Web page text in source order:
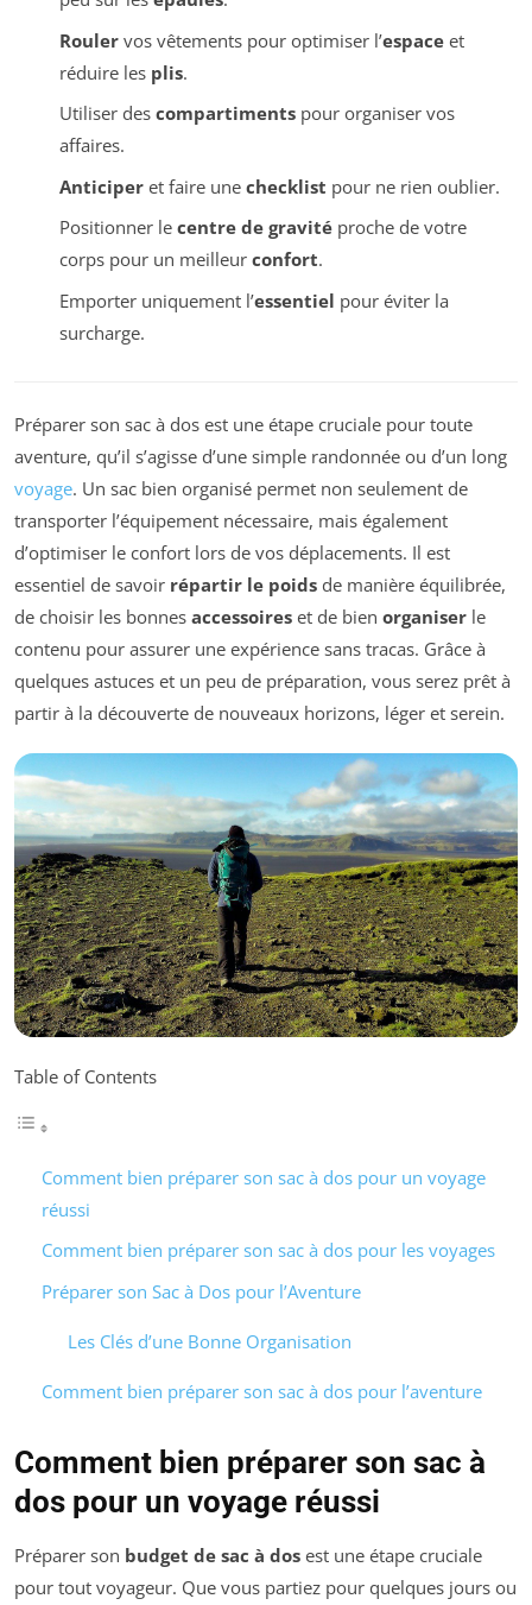
Roulervos vêtements pour optimiser l’espaceet
réduire les plis.
Utiliser des compartimentspour organiser vos
affaires.
Anticiperet faire une checklist pour ne rien oublier.
Positionner le centre de gravitéproche de votre
corps pour un meilleur confort.
Emporter uniquement l’essentiel pour éviter la
surcharge.
Préparer son sac à dos est une étape cruciale pour toute
aventure, qu’il s’agisse d’une simple randonnée ou d’un long
voyage. Un sac bien organisé permet non seulement de
transporter l’équipement nécessaire, mais également
d’optimiser le confort lors de vos déplacements. Il est
essentiel de savoir répartir le poids de manière équilibrée,
de choisir les bonnes accessoires et de bien organiser le
contenu pour assurer une expérience sans tracas. Grâce à
quelques astuces et un peu de préparation, vous serez prêt à
partir à la découverte de nouveaux horizons, léger et serein.
Table of Contents
Comment bien préparer son sac à dos pour un voyage
réussi
Comment bien préparer son sac à dos pour les voyages
Préparer son Sac à Dos pour l’Aventure
Les Clés d’une Bonne Organisation
Comment bien préparer son sac à dos pour l’aventure
Comment bien préparer son sac à
dos pour un voyage réussi
Préparer son budget de sac à dos est une étape cruciale
pour tout voyageur. Que vous partiez pour quelques jours ou